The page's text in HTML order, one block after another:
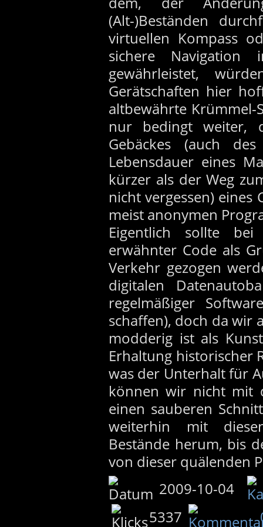
(Alt-)Beständen
virtuellen Kompass
sichere Navigation
gewährleistet,
Gerätschaften hier
altbewährte Krümmel-
nur bedingt weiter,
Gebäckes (auch
Lebensdauer eines
kürzer als der Weg
nicht vergessen) eines
meist anonymen
Eigentlich sollte
erwähnter Code als
Verkehr gezogen
digitalen
regelmäßiger
schaffen), doch da wir
modderig ist als
Erhaltung historischer
was der Unterhalt für
können wir nicht mit
einen sauberen
weiterhin mit
Bestände herum, bis
von dieser quälenden
2009-10-04
5337